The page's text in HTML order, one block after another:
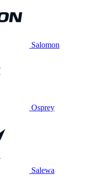
Salomon
Osprey
Salewa